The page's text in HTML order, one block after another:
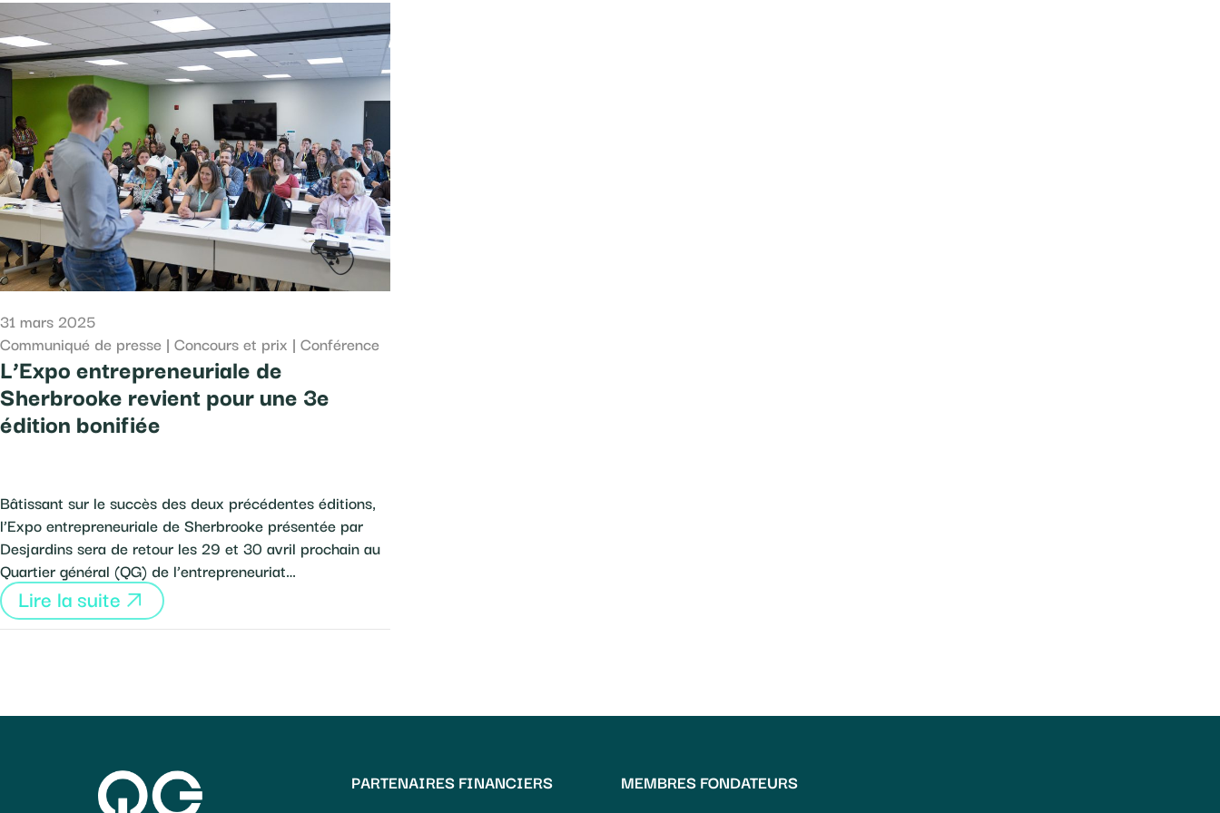
31 mars 2025
Communiqué de presse | Concours et prix | Conférence
L’Expo entrepreneuriale de
Sherbrooke revient pour une 3e
édition bonifiée
Bâtissant sur le succès des deux précédentes éditions,
l’Expo entrepreneuriale de Sherbrooke présentée par
Desjardins sera de retour les 29 et 30 avril prochain au
Quartier général (QG) de l’entrepreneuriat…
Lire la suite
PARTENAIRES FINANCIERS MEMBRES FONDATEURS